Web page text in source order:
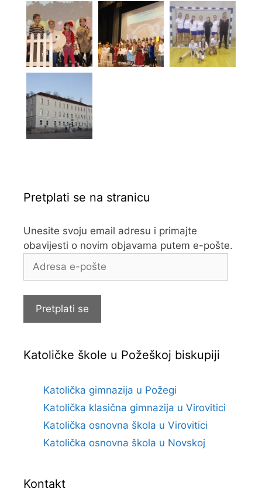
Pretplati se na stranicu
Unesite svoju email adresu i primajte
obavijesti o novim objavama putem e-pošte.
e-
Pretplati se
Katoličke škole u Požeškoj biskupiji
Katolička gimnazija u Požegi
Katolička klasična gimnazija u Virovitici
Katolička osnovna škola u Virovitici
Katolička osnovna škola u Novskoj
Kontakt